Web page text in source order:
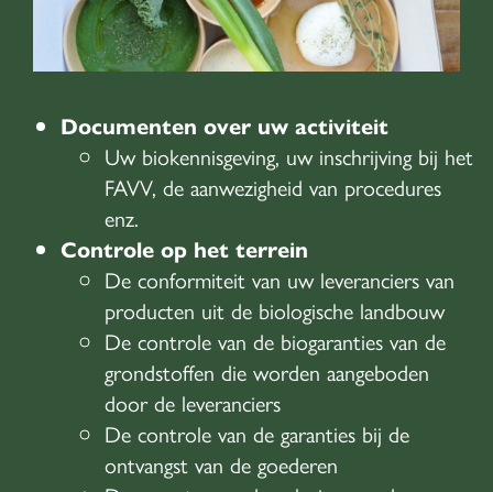
Documenten over uw activiteit
Uw biokennisgeving, uw inschrijving bij het
FAVV, de aanwezigheid van procedures
enz.
Controle op het terrein
De conformiteit van uw leveranciers van
producten uit de biologische landbouw
De controle van de biogaranties van de
grondstoffen die worden aangeboden
door de leveranciers
De controle van de garanties bij de
ontvangst van de goederen